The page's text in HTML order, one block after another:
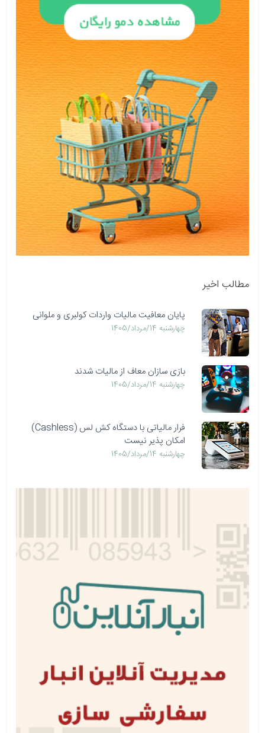
مطالب اخیر
پایان معافیت مالیات واردات کولبری و ملوانی
چهارشنبه 14/مرداد/1405
بازی سازان معاف از مالیات شدند
چهارشنبه 14/مرداد/1405
فرار مالیاتی با دستگاه کش لس (Cashless)
امکان پذیر نیست
چهارشنبه 14/مرداد/1405